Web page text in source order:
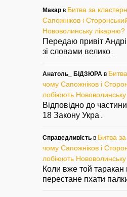
Макар в Битва за
Сапожніков і
Нововолинську лікарню?
Передаю привіт
зі словами велико
Анатоль_ БІДЗЮРА в
чому Сапожніков і
лобіюють
Відповідно до
18 Закону Укра
Справедливість в Битва за
чому Сапожніков і
лобіюють
Коли вже той таракан
перестане пхати